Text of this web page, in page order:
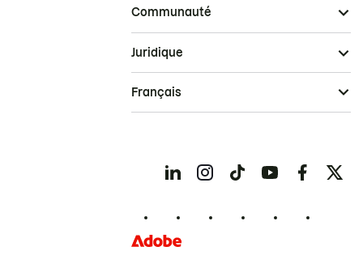
Communauté
Juridique
Français